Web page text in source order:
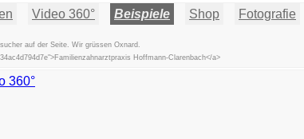
Video 360° Beispiele Shop Fotografie
auf der Seite. Wir grüssen Oxnard.
Hoffmann-Clarenbach</a>
360°